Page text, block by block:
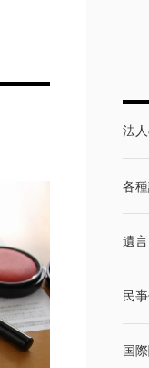
法
各
遺
民
国